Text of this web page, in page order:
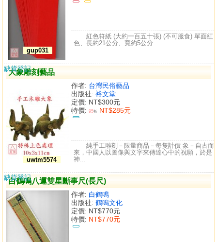
gup031
紅色符紙 (大約一百五十張) (不可服食) 單面紅
色、長約21公分、寬約5公分
大象雕刻藝品
uwtm5574
作者: 台灣民俗藝品
出版社: 裕文堂
定價: NT$300元
特價: 95折 NT$285元
缺貨登記
純手工雕刻－限量商品－每隻計價 象－自古而
來，中國人以圖像與文字來傳達心中的祝願，於是
神...
白鶴鳴八運雙星斷事尺(長尺)
作者: 白鶴鳴
出版社: 鶴鳴文化
定價: NT$770元
特價: NT$770元
缺貨登記